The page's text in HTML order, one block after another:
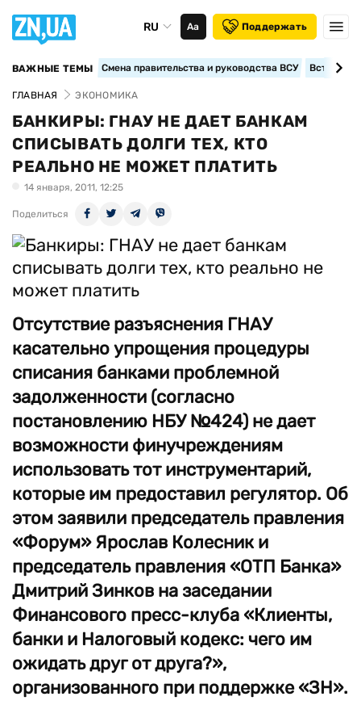
RU Аа Поддержать
ВАЖНЫЕ ТЕМЫ Смена правительства и руководства ВСУ
ГЛАВНАЯ ЭКОНОМИКА
БАНКИРЫ: ГНАУ НЕ ДАЕТ БАНКАМ
СПИСЫВАТЬ ДОЛГИ ТЕХ, КТО
РЕАЛЬНО НЕ МОЖЕТ ПЛАТИТЬ
14 января, 2011, 12:25
Поделиться
Отсутствие разъяснения ГНАУ
касательно упрощения процедуры
списания банками проблемной
задолженности (согласно
постановлению НБУ №424) не дает
возможности финучреждениям
использовать тот инструментарий,
которые им предоставил регулятор. Об
этом заявили председатель правления
«Форум» Ярослав Колесник и
председатель правления «ОТП Банка»
Дмитрий Зинков на заседании
Финансового пресс-клуба «Клиенты,
банки и Налоговый кодекс: чего им
ожидать друг от друга?»,
организованного при поддержке «ЗН».